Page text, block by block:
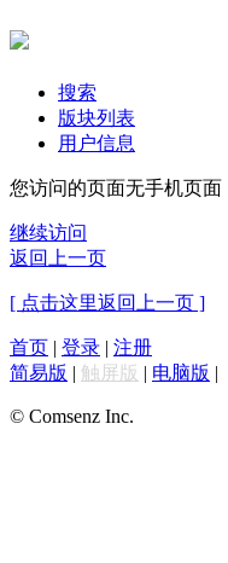
搜索
版块列表
用户信息
您访问的页面无手机页面
继续访问
返回上一页
[ 点击这里返回上一页 ]
首页 | 登录 | 注册
简易版 | 触屏版 | 电脑版 |
© Comsenz Inc.